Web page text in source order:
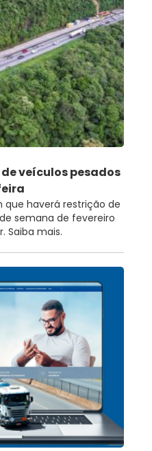
veículos pesados
que haverá restrição de
semana de fevereiro
Saiba mais.